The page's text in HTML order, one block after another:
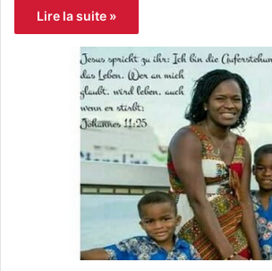
Lire la suite »